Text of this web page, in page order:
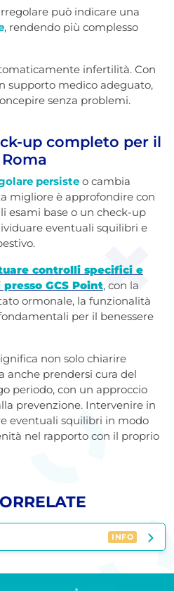
può indicare una
, rendendo più complesso
infertilità. Con
supporto medico adeguato,
senza problemi.
up completo per il
persiste o cambia
migliore è approfondire con
esami base o un check-up
eventuali squilibri e
controlli specifici e
GCS Point, con la
ormonale, la funzionalità
per il benessere
non solo chiarire
anche prendersi cura del
periodo, con un approccio
prevenzione. Intervenire in
eventuali squilibri in modo
nel rapporto con il proprio
INFO